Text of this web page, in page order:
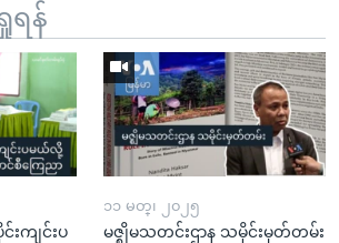
ရန်
းကျင်းပ
၁၁ မတ္၊ ၂၀၂၅
မဇ္ဈိမသတင်းဌာန သမိုင်းမှတ်တမ်း